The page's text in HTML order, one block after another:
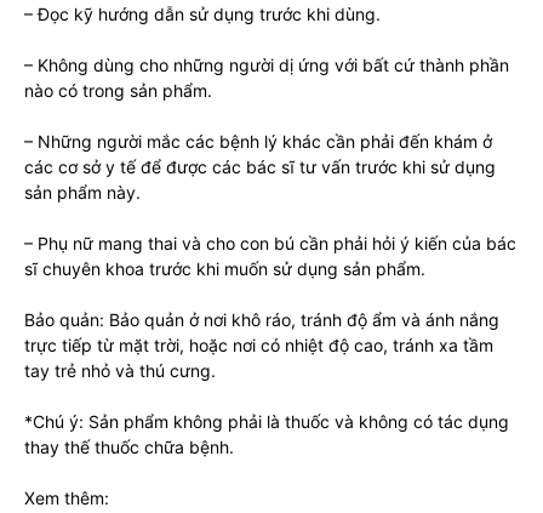
– Đọc kỹ hướng dẫn sử dụng trước khi dùng.
– Không dùng cho những người dị ứng với bất cứ thành phần
nào có trong sản phẩm.
– Những người mắc các bệnh lý khác cần phải đến khám ở
các cơ sở y tế để được các bác sĩ tư vấn trước khi sử dụng
sản phẩm này.
– Phụ nữ mang thai và cho con bú cần phải hỏi ý kiến của bác
sĩ chuyên khoa trước khi muốn sử dụng sản phẩm.
Bảo quản: Bảo quản ở nơi khô ráo, tránh độ ẩm và ánh nắng
trực tiếp từ mặt trời, hoặc nơi có nhiệt độ cao, tránh xa tầm
tay trẻ nhỏ và thú cưng.
*Chú ý: Sản phẩm không phải là thuốc và không có tác dụng
thay thế thuốc chữa bệnh.
Xem thêm: